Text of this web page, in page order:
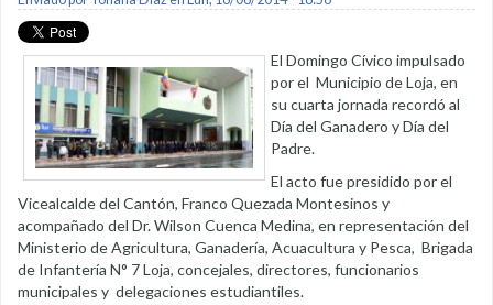
El Domingo Cívico impulsado
por el Municipio de Loja, en
su cuarta jornada recordó al
Día del Ganadero y Día del
Padre.
El acto fue presidido por el
Vicealcalde del Cantón, Franco Quezada Montesinos y
acompañado del Dr. Wilson Cuenca Medina, en representación del
Ministerio de Agricultura, Ganadería, Acuacultura y Pesca, Brigada
de Infantería N° 7 Loja, concejales, directores, funcionarios
municipales y delegaciones estudiantiles.